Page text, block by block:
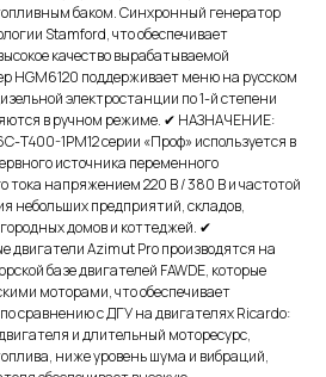
баком. Синхронный генератор
Stamford, что обеспечивает
качество вырабатываемой
HGM6120 поддерживает меню на русском
электростанции по 1-й степени
в ручном режиме. ✔ НАЗНАЧЕНИЕ:
Т400-1РМ12 серии «Проф» используется в
источника переменного
тока напряжением 220 В / 380 В и частотой
небольших предприятий, складов,
домов и коттеджей. ✔
Azimut Pro производятся на
базе двигателей FAWDE, которые
моторами, что обеспечивает
сравнению с ДГУ на двигателях Ricardo:
и длительный моторесурс,
ниже уровень шума и вибраций,